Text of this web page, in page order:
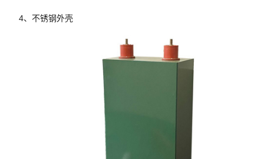
4、不锈钢外壳